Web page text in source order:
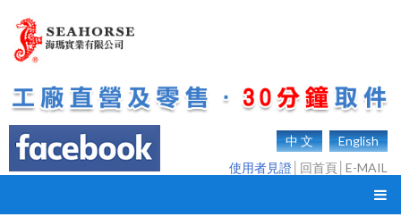
中 文
English
使用者見證 回首頁 E-MAIL